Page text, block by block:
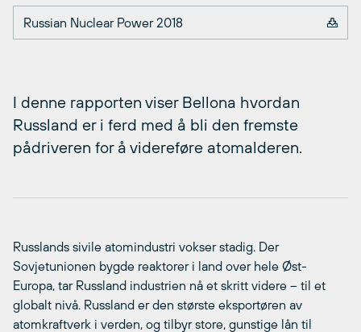
Russian Nuclear Power 2018
I denne rapporten viser Bellona hvordan
Russland er i ferd med å bli den fremste
pådriveren for å videreføre atomalderen.
Russlands sivile atomindustri vokser stadig. Der
Sovjetunionen bygde reaktorer i land over hele Øst-
Europa, tar Russland industrien nå et skritt videre – til et
globalt nivå. Russland er den største eksportøren av
atomkraftverk i verden, og tilbyr store, gunstige lån til